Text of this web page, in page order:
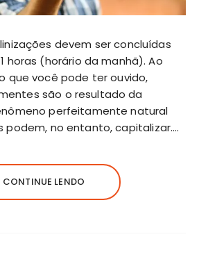
devem ser concluídas
horas (horário da manhã). Ao
que você pode ter ouvido,
são o resultado da
perfeitamente natural
podem, no entanto, capitalizar….
CONTINUE LENDO